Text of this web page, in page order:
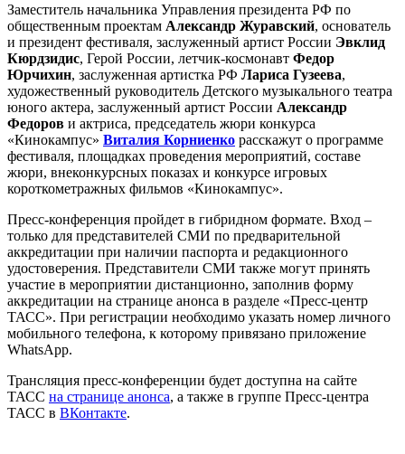
Заместитель начальника Управления президента РФ по
общественным проектам Александр Журавский, основатель
и президент фестиваля, заслуженный артист России Эвклид
Кюрдзидис, Герой России, летчик-космонавт Федор
Юрчихин, заслуженная артистка РФ Лариса Гузеева,
художественный руководитель Детского музыкального театра
юного актера, заслуженный артист России Александр
Федоров и актриса, председатель жюри конкурса
«Кинокампус» Виталия Корниенко расскажут о программе
фестиваля, площадках проведения мероприятий, составе
жюри, внеконкурсных показах и конкурсе игровых
короткометражных фильмов «Кинокампус».
Пресс-конференция пройдет в гибридном формате. Вход –
только для представителей СМИ по предварительной
аккредитации при наличии паспорта и редакционного
удостоверения. Представители СМИ также могут принять
участие в мероприятии дистанционно, заполнив форму
аккредитации на странице анонса в разделе «Пресс-центр
ТАСС». При регистрации необходимо указать номер личного
мобильного телефона, к которому привязано приложение
WhatsApp.
Трансляция пресс-конференции будет доступна на сайте
ТАСС на странице анонса, а также в группе Пресс-центра
ТАСС в ВКонтакте.